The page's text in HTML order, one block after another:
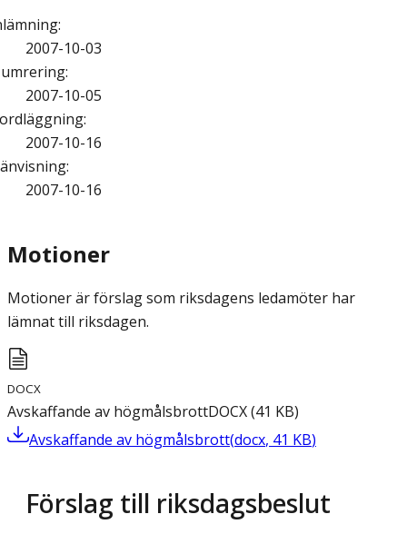
:
2007-10-03
:
2007-10-05
:
2007-10-16
:
2007-10-16
Motioner
Motioner är förslag som riksdagens ledamöter har
lämnat till riksdagen.
DOCX
Avskaffande av högmålsbrottDOCX(41 KB)
Avskaffande av högmålsbrott(docx, 41 KB)
Förslag till riksdagsbeslut